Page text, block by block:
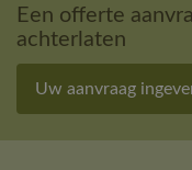
Een offerte
achterlaten
Uw aanvraag